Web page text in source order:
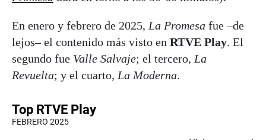
En enero y febrero de 2025, La Promesa fue –de
lejos– el contenido más visto en RTVE Play. El
segundo fue Valle Salvaje; el tercero, La
Revuelta; y el cuarto, La Moderna.